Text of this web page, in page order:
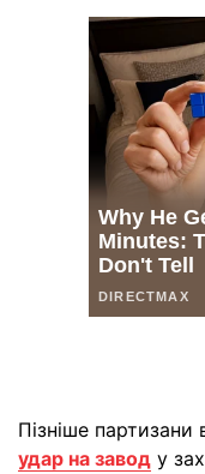
Пізніше
удар на завод у